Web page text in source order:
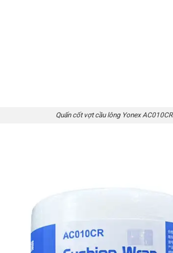
Quấn cốt vợt cầu lông Yonex AC010CR